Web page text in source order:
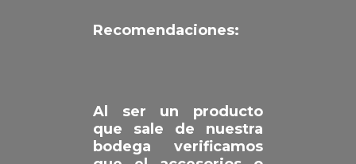
Recomendaciones:
Al ser un producto
que sale de nuestra
bodega verificamos